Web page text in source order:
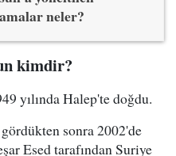
neler?
kimdir?
yılında Halep'te doğdu.
sonra 2002'de
Esed tarafından Suriye